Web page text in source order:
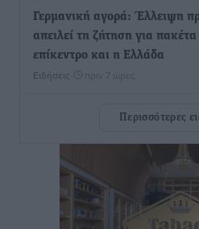
Γερμανική αγορά: Έλλειψη
απειλεί τη ζήτηση για
επίκεντρο και η Ελλάδα
Ειδήσεις πριν 7 ώρες
Νέο ξενοδοχείο στη Ρόδο για
στην Κω
Τοπικές Ειδήσεις πριν 7 ώρες
Αυτοκίνητο μπήκε παράνομα
Περισσότερες